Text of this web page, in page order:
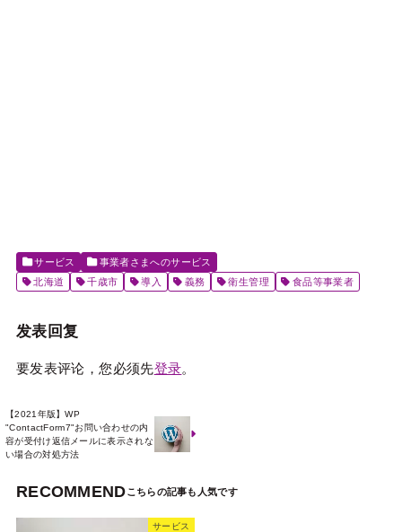
サービス
事業者さまへのサービス
北海道
千歳市 導入 義務 衛生管理 食品等事業者
发表回复
要发表评论，您必须先登录。
【2021年版】WP
"ContactForm7"お問い合わせの内
容が受付け返信メールに表示されな
い場合の対処方法
RECOMMEND
サービス